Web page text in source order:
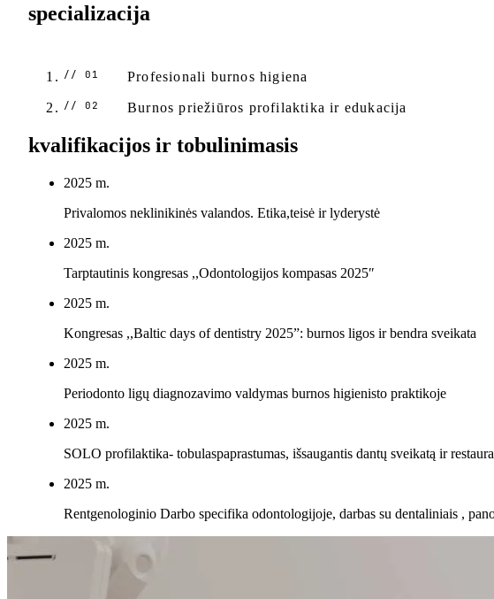
specializacija
Profesionali burnos higiena
Burnos priežiūros profilaktika ir edukacija
kvalifikacijos ir tobulinimasis
2025 m.
Privalomos neklinikinės valandos. Etika,teisė ir lyderystė
2025 m.
Tarptautinis kongresas ,,Odontologijos kompasas 2025″
2025 m.
Kongresas ,,Baltic days of dentistry 2025”: burnos ligos ir bendra sveikata
2025 m.
Periodonto ligų diagnozavimo valdymas burnos higienisto praktikoje
2025 m.
SOLO profilaktika- tobulaspaprastumas, išsaugantis dantų sveikatą ir
2025 m.
Rentgenologinio Darbo specifika odontologijoje, darbas su dentaliniais ,